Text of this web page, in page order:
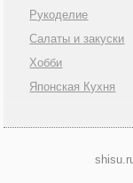
Рукоделие
Салаты и закуски
Хобби
Японская Кухня